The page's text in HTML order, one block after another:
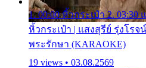
1. 00:00 หิ้วกระเป๋า 2. 03:30
หิ้วกระเป๋า | แสงสุรีย์ รุ่งโรจ
พระรักษา (KARAOKE)
19 views • 03.08.2569